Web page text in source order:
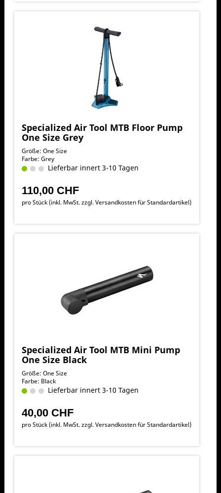
Specialized Air Tool MTB Floor Pump
One Size Grey
Größe: One Size
Farbe: Grey
Lieferbar innert 3-10 Tagen
110,00 CHF
pro Stück (inkl. MwSt. zzgl.Versandkosten für Standardartikel)
Specialized Air Tool MTB Mini Pump
One Size Black
Größe: One Size
Farbe: Black
Lieferbar innert 3-10 Tagen
40,00 CHF
pro Stück (inkl. MwSt. zzgl.Versandkosten für Standardartikel)